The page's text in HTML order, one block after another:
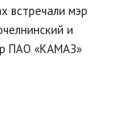
встречали мэр
и
ПАО «КАМАЗ»